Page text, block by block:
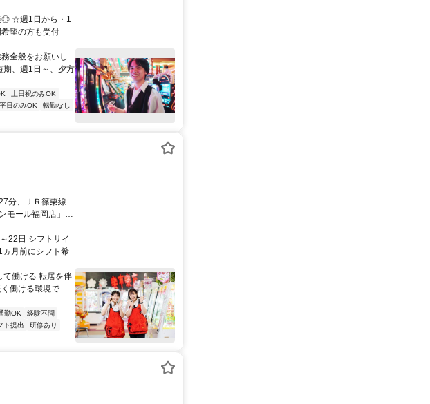
◎ ☆週1日から・1
望の方も受付
全般をお願いし
期、週1日～、夕方
土日祝のみOK
平日のみOK
転勤なし
分、ＪＲ篠栗線
モール福岡店」内
22日 シフトサイ
月前にシフト希
働ける 転居を伴
働ける環境で
勤OK
経験不問
ト提出
研修あり